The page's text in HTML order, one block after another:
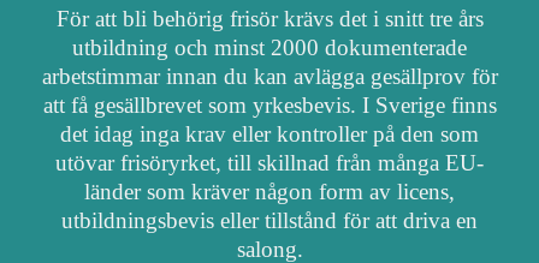
För att bli behörig frisör krävs det i snitt tre års
utbildning och minst 2000 dokumenterade
arbetstimmar innan du kan avlägga gesällprov för
att få gesällbrevet som yrkesbevis. I Sverige finns
det idag inga krav eller kontroller på den som
utövar frisöryrket, till skillnad från många EU-
länder som kräver någon form av licens,
utbildningsbevis eller tillstånd för att driva en
salong.